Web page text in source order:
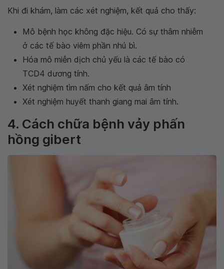
Khi đi khám, làm các xét nghiệm, kết quả cho thấy:
Mô bệnh học không đặc hiệu. Có sự thâm nhiễm
ở các tế bào viêm phần nhú bì.
Hóa mô miễn dịch chủ yếu là các tế bào có
TCD4 dương tính.
Xét nghiệm tìm nấm cho kết quả âm tính
Xét nghiệm huyết thanh giang mai âm tính.
4. Cách chữa bệnh vảy phấn
hồng gibert